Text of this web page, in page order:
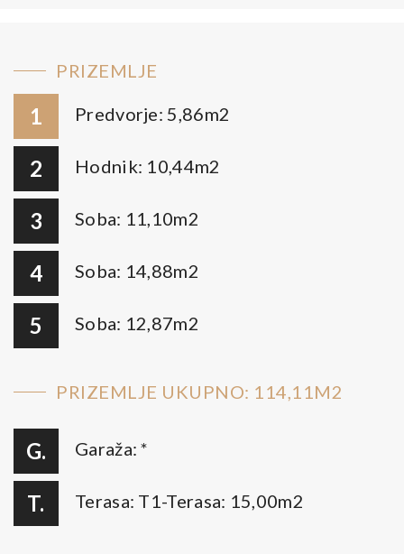
PRIZEMLJE
1 Predvorje: 5,86m2
2 Hodnik: 10,44m2
3 Soba: 11,10m2
4 Soba: 14,88m2
5 Soba: 12,87m2
PRIZEMLJE UKUPNO: 114,11M2
G. Garaža: *
T. Terasa: T1-Terasa: 15,00m2